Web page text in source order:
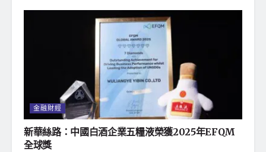
金融財經
新華絲路：中國白酒企業五糧液榮獲2025年EFQM
全球獎